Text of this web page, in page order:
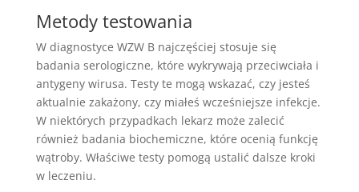
Metody testowania
W diagnostyce WZW B najczęściej stosuje się
badania serologiczne, które wykrywają przeciwciała i
antygeny wirusa. Testy te mogą wskazać, czy jesteś
aktualnie zakażony, czy miałeś wcześniejsze infekcje.
W niektórych przypadkach lekarz może zalecić
również badania biochemiczne, które ocenią funkcję
wątroby. Właściwe testy pomogą ustalić dalsze kroki
w leczeniu.